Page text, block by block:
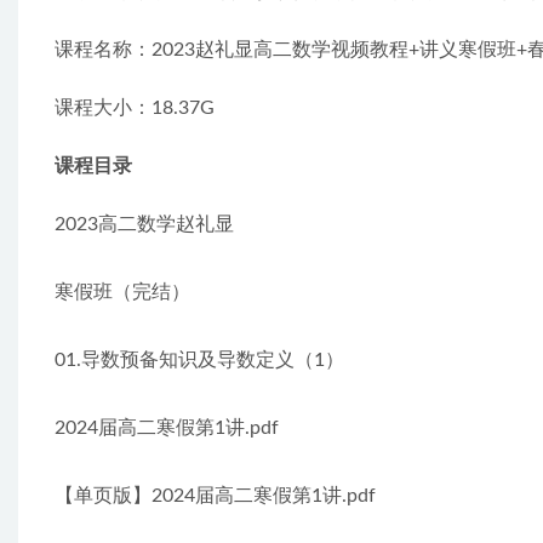
课程名称：2023赵礼显高二数学视频教程+讲义寒假班+
课程大小：18.37G
课程目录
2023高二数学赵礼显
寒假班（完结）
01.导数预备知识及导数定义（1）
2024届高二寒假第1讲.pdf
【单页版】2024届高二寒假第1讲.pdf